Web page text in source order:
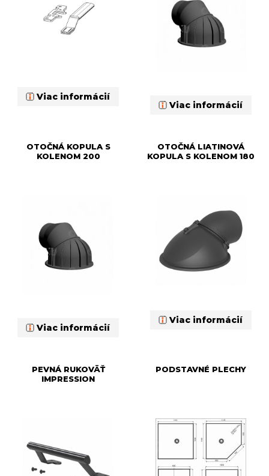
Viac informácií
Viac informácií
OTOČNÁ KOPULA S
KOLENOM 200
Viac informácií
OTOČNÁ LIATINOVÁ
KOPULA S KOLENOM 180
Viac informácií
PEVNÁ RUKOVÄŤ
IMPRESSION
PODSTAVNÉ PLECHY